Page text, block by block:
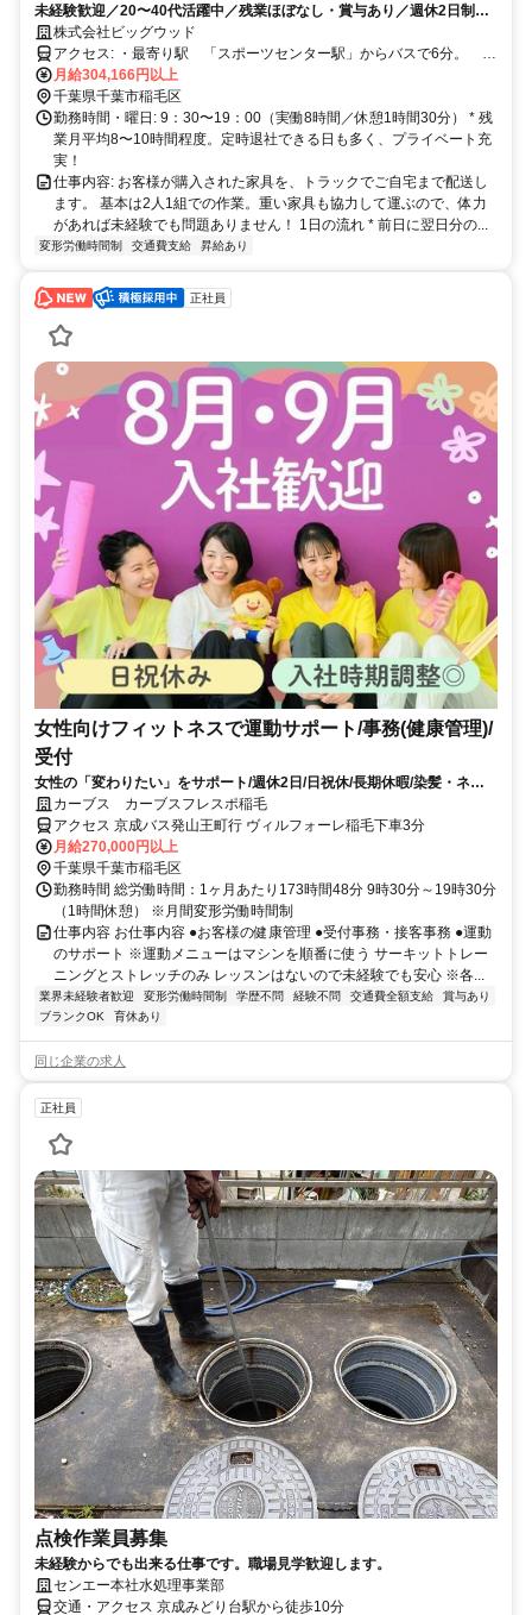
未経験歓迎／20〜40代活躍中／残業ほぼなし・賞与あり／週休2日制／
賞与・各種手当あり／家具・雑貨の社割あり！
株式会社ビッグウッド
アクセス: ・最寄り駅 「スポーツセンター駅」からバスで6分。
・停留所「ヴィルフォーレ稲毛前」から徒歩1分 ※マイカー・バイ
ク・自転車通勤OK！無料駐車場あり！ ※徒歩・自転車通勤の場合も
距離に応じて支給あり！（当社規定による）
月給304,166円以上
千葉県千葉市稲毛区
勤務時間・曜日: 9：30〜19：00（実働8時間／休憩1時間30分） * 残
業月平均8〜10時間程度。定時退社できる日も多く、プライベート充
実！
仕事内容: お客様が購入された家具を、トラックでご自宅まで配送し
ます。 基本は2人1組での作業。重い家具も協力して運ぶので、体力
があれば未経験でも問題ありません！ 1日の流れ * 前日に翌日分の...
変形労働時間制 交通費支給 昇給あり
正社員
女性向けフィットネスで運動サポート/事務(健康管理)/
受付
女性の「変わりたい」をサポート/週休2日/日祝休/長期休暇/染髪・ネイ
ルOK※規定内
カーブス カーブスフレスポ稲毛
アクセス 京成バス発山王町行 ヴィルフォーレ稲毛下車3分
月給270,000円以上
千葉県千葉市稲毛区
勤務時間 総労働時間：1ヶ月あたり173時間48分 9時30分～19時30分
（1時間休憩） ※月間変形労働時間制
仕事内容 お仕事内容 ●お客様の健康管理 ●受付事務・接客事務 ●運動
のサポート ※運動メニューはマシンを順番に使う サーキットトレー
ニングとストレッチのみ レッスンはないので未経験でも安心 ※各...
業界未経験者歓迎 変形労働時間制 学歴不問 経験不問 交通費全額支給
賞与あり
ブランクOK
育休あり
同じ企業の求人
正社員
点検作業員募集
未経験からでも出来る仕事です。職場見学歓迎します。
センエー本社水処理事業部
交通・アクセス 京成みどり台駅から徒歩10分